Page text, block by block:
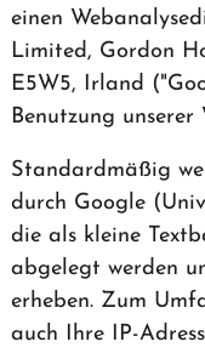
einen
Limited, Gordon
E5W5, Irland
Benutzung unserer
Standardmäßig
durch Google
die als kleine
abgelegt werden
erheben. Zum
auch Ihre IP-